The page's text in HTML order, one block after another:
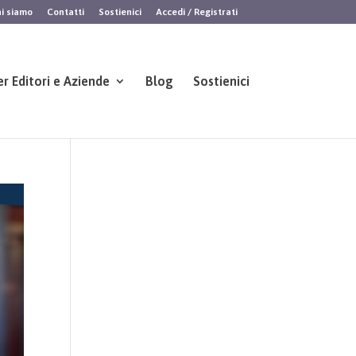
siamo Contatti Sostienici Accedi / Registrati
Editori e Aziende Blog Sostienici